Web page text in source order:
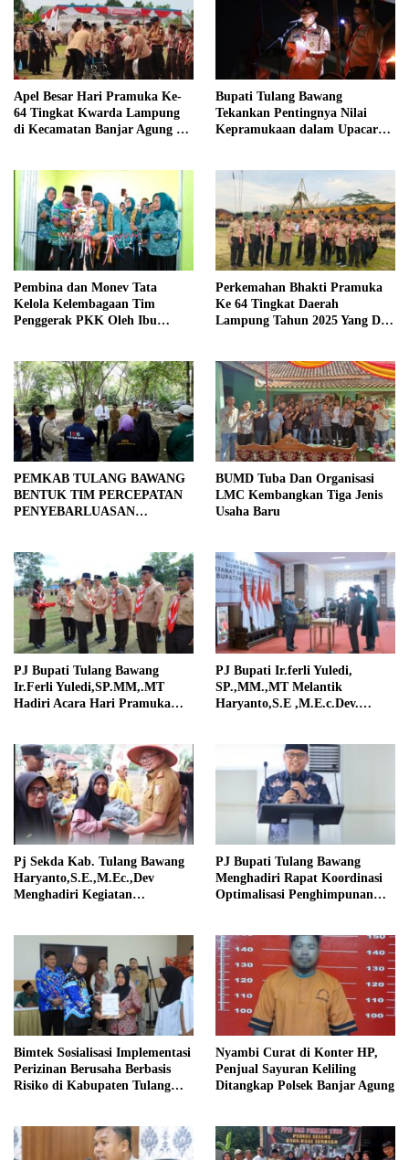
Apel Besar Hari Pramuka Ke-
64 Tingkat Kwarda Lampung
di Kecamatan Banjar Agung Di
Bupati Tulang Bawang
Tekankan Pentingnya Nilai
Kepramukaan dalam Upacara
Pembina dan Monev Tata
Kelola Kelembagaan Tim
Penggerak PKK Oleh Ibu
Perkemahan Bhakti Pramuka
Ke 64 Tingkat Daerah
Lampung Tahun 2025 Yang Di
PEMKAB TULANG BAWANG
BENTUK TIM PERCEPATAN
PENYEBARLUASAN
BUMD Tuba Dan Organisasi
LMC Kembangkan Tiga Jenis
Usaha Baru
PJ Bupati Tulang Bawang
Ir.Ferli Yuledi,SP.MM,.MT
Hadiri Acara Hari Pramuka
PJ Bupati Ir.ferli Yuledi,
SP.,MM.,MT Melantik
Haryanto,S.E ,M.E.c.Dev.
Pj Sekda Kab. Tulang Bawang
Haryanto,S.E.,M.Ec.,Dev
Menghadiri Kegiatan
PJ Bupati Tulang Bawang
Menghadiri Rapat Koordinasi
Optimalisasi Penghimpunan
Bimtek Sosialisasi Implementasi
Perizinan Berusaha Berbasis
Risiko di Kabupaten Tulang
Nyambi Curat di Konter HP,
Penjual Sayuran Keliling
Ditangkap Polsek Banjar Agung